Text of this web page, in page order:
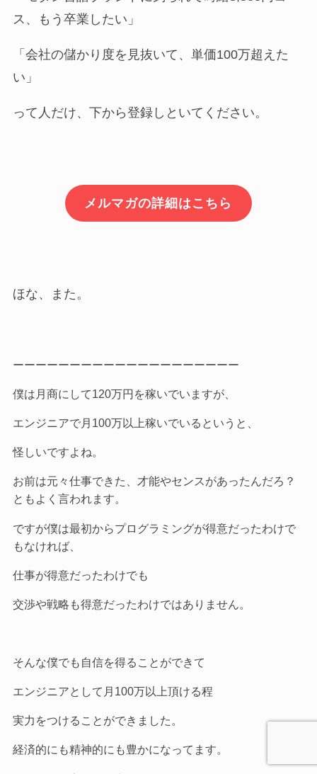
ス、もう卒業したい」
「会社の儲かり度を見抜いて、単価100万超えた
い」
って人だけ、下から登録しといてください。
メルマガの詳細はこちら
ほな、また。
ーーーーーーーーーーーーーーーーーーーー
僕は月商にして120万円を稼いでいますが、
エンジニアで月100万以上稼いでいるというと、
怪しいですよね。
お前は元々仕事できた、才能やセンスがあったんだろ？
ともよく言われます。
ですが僕は最初からプログラミングが得意だったわけで
もなければ、
仕事が得意だったわけでも
交渉や戦略も得意だったわけではありません。
そんな僕でも自信を得ることができて
エンジニアとして月100万以上頂ける程
実力をつけることができました。
経済的にも精神的にも豊かになってます。